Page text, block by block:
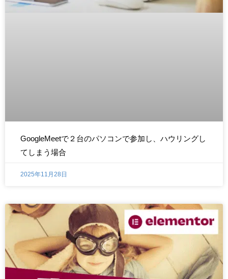
GoogleMeetで２台のパソコンで参加し、ハウリングし
てしまう場合
2025年11月28日